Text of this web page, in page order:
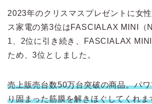
2023年のクリスマスプレゼントに女
ス家電の第3位はFASCIALAX MINI（
1、2位に引き続き、FASCIALAX
ため、3位としました。
売上販売台数50万台突破の商品。パ
り固まった筋膜を解きほぐしてくれ